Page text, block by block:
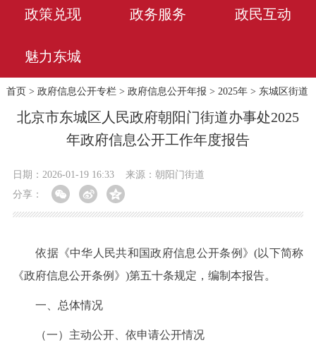
政策兑现 政务服务 政民互动
魅力东城
首页 > 政府信息公开专栏> 政府信息公开年报 > 2025年> 东城区街道
北京市东城区人民政府朝阳门街道办事处2025
年政府信息公开工作年度报告
日期：2026-01-19 16:33
来源：朝阳门街道
分享：
依据《中华人民共和国政府信息公开条例》(以下简称
《政府信息公开条例》)第五十条规定，编制本报告。
一、总体情况
（一）主动公开、依申请公开情况